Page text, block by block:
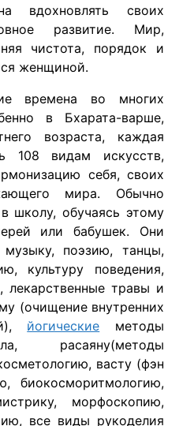
вдохновлять своих
развитие. Мир,
чистота, порядок и
женщиной.
времена во многих
в Бхарата-варше,
возраста, каждая
108 видам искусств,
себя, своих
мира. Обычно
школу, обучаясь этому
или бабушек. Они
поэзию, танцы,
культуру поведения,
, лекарственные травы и
(очищение внутренних
йогические методы
расаяну(методы
васту (фэн
биокосморитмологию,
морфоскопию,
все виды рукоделия